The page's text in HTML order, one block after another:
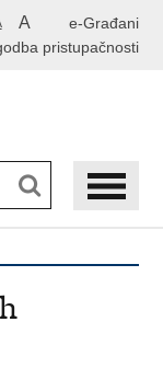
e-Građani
A
pristupačnosti